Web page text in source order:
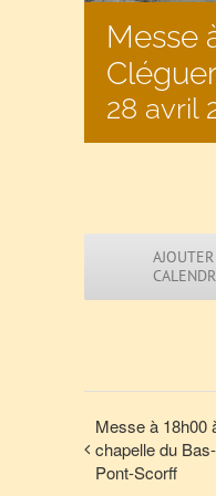
Messe
Cléguer
28 avril
Messe à 18h00
chapelle du Bas-
Pont-Scorff